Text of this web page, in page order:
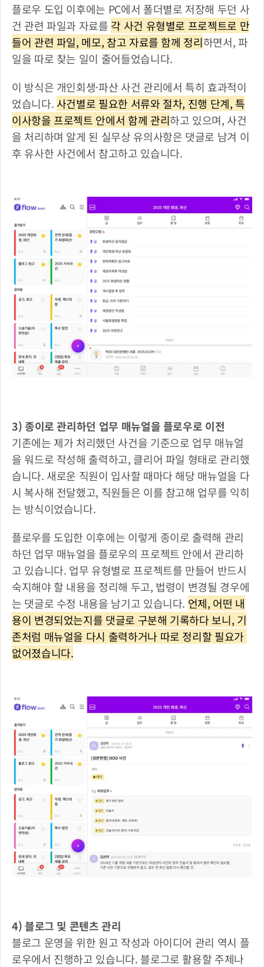
플로우 도입 이후에는 PC에서 폴더별로 저장해 두던 사
건 관련 파일과 자료를 각 사건 유형별로 프로젝트로 만
들어 관련 파일, 메모, 참고 자료를 함께 정리하면서, 파
일을 따로 찾는 일이 줄어들었습니다.
이 방식은 개인회생·파산 사건 관리에서 특히 효과적이
었습니다. 사건별로 필요한 서류와 절차, 진행 단계, 특
이사항을 프로젝트 안에서 함께 관리하고 있으며, 사건
을 처리하며 알게 된 실무상 유의사항은 댓글로 남겨 이
후 유사한 사건에서 참고하고 있습니다.
3) 종이로 관리하던 업무 매뉴얼을 플로우로 이전
기존에는 제가 처리했던 사건을 기준으로 업무 매뉴얼
을 워드로 작성해 출력하고, 클리어 파일 형태로 관리했
습니다. 새로운 직원이 입사할 때마다 해당 매뉴얼을 다
시 복사해 전달했고, 직원들은 이를 참고해 업무를 익히
는 방식이었습니다.
플로우를 도입한 이후에는 이렇게 종이로 출력해 관리
하던 업무 매뉴얼을 플로우의 프로젝트 안에서 관리하
고 있습니다. 업무 유형별로 프로젝트를 만들어 반드시
숙지해야 할 내용을 정리해 두고, 법령이 변경될 경우에
는 댓글로 수정 내용을 남기고 있습니다. 언제, 어떤 내
용이 변경되었는지를 댓글로 구분해 기록하다 보니, 기
존처럼 매뉴얼을 다시 출력하거나 따로 정리할 필요가
없어졌습니다.
4) 블로그 및 콘텐츠 관리
블로그 운영을 위한 원고 작성과 아이디어 관리 역시 플
로우에서 진행하고 있습니다. 블로그로 활용할 주제나